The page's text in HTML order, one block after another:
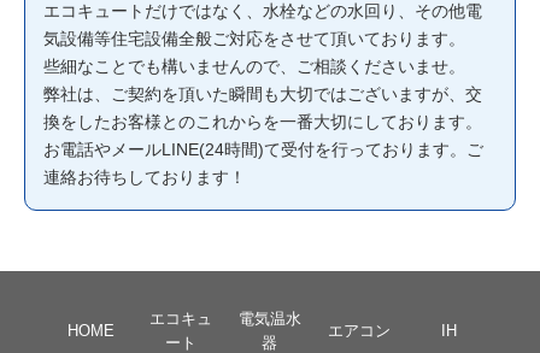
エコキュートだけではなく、水栓などの水回り、その他電
気設備等住宅設備全般ご対応をさせて頂いております。
些細なことでも構いませんので、ご相談くださいませ。
弊社は、ご契約を頂いた瞬間も大切ではございますが、交
換をしたお客様とのこれからを一番大切にしております。
お電話やメールLINE(24時間)て受付を行っております。ご
連絡お待ちしております！
HOME
エコキュ
ート
電気温水
器
エアコン IH